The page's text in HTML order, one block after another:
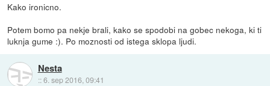
Kako ironicno.
Potem bomo pa nekje brali, kako se spodobi na gobec nekoga, ki ti
luknja gume :). Po moznosti od istega sklopa ljudi.
Nesta
::6. sep 2016, 09:41